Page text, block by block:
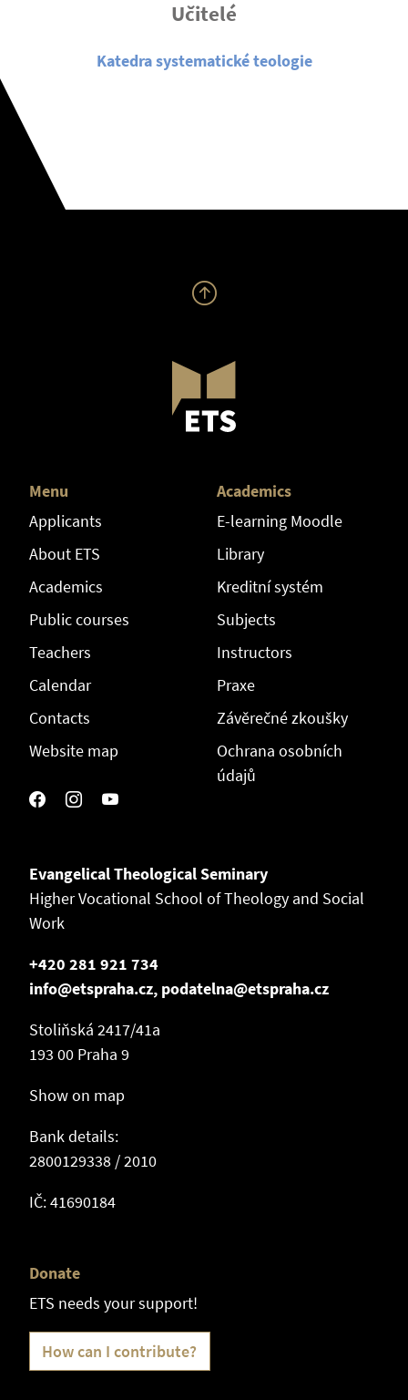
Učitelé
Katedra systematické teologie
Menu
Applicants
About ETS
Academics
Public courses
Teachers
Calendar
Contacts
Website map
Academics
E-learning Moodle
Library
Kreditní systém
Subjects
Instructors
Praxe
Závěrečné zkoušky
Ochrana osobních
údajů
Evangelical Theological Seminary
Higher Vocational School of Theology and Social
Work
+420 281 921 734
info@etspraha.cz, podatelna@etspraha.cz
Stoliňská 2417/41a
193 00 Praha 9
Show on map
Bank details:
2800129338 / 2010
IČ: 41690184
Donate
ETS needs your support!
How can I contribute?